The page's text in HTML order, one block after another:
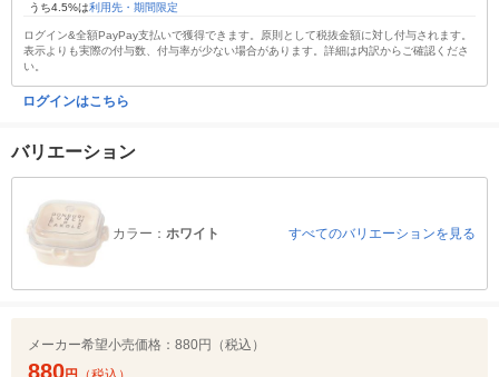
うち4.5%は利用先・期間限定
ログイン&全額PayPay支払いで獲得できます。原則として税抜金額に対し付与されます。
表示よりも実際の付与数、付与率が少ない場合があります。詳細は内訳からご確認くださ
い。
ログインはこちら
バリエーション
カラー： ホワイト すべてのバリエーションを見る
メーカー希望小売価格： 880円（税込）
880